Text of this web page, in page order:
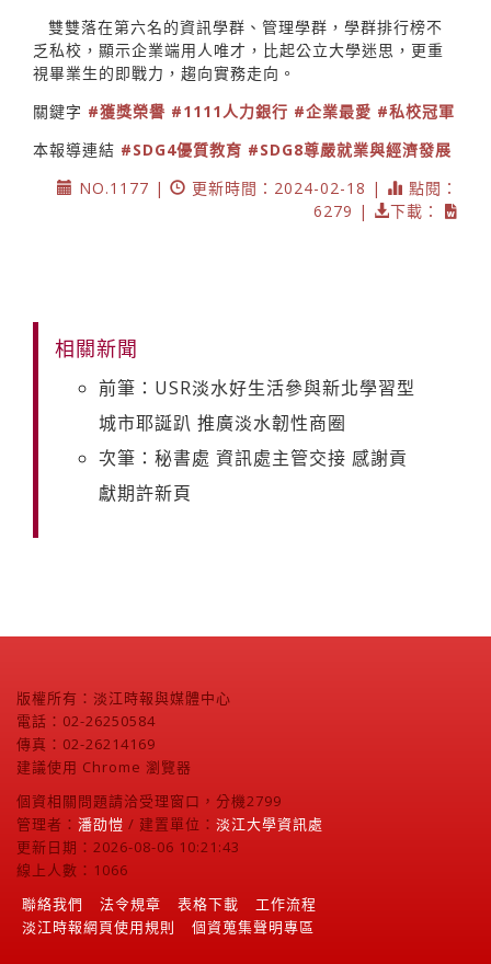
雙雙落在第六名的資訊學群、管理學群，學群排行榜不
乏私校，顯示企業端用人唯才，比起公立大學迷思，更重
視畢業生的即戰力，趨向實務走向。
關鍵字 #獲獎榮譽 #1111人力銀行 #企業最愛 #私校冠軍
本報導連結 #SDG4優質教育 #SDG8尊嚴就業與經濟發展
NO.1177 |
更新時間：2024-02-18 |
點閱：
6279 |
下載：
相關新聞
前筆：USR淡水好生活參與新北學習型
城市耶誕趴 推廣淡水韌性商圈
次筆：秘書處 資訊處主管交接 感謝貢
獻期許新頁
版權所有：淡江時報與媒體中心
電話：02-26250584
傳真：02-26214169
建議使用 Chrome 瀏覽器
個資相關問題請洽受理窗口，分機2799
管理者： 潘劭愷 / 建置單位： 淡江大學資訊處
更新日期：2026-08-06 10:21:43
線上人數：1066
聯絡我們
法令規章 表格下載
工作流程
淡江時報網頁使用規則
個資蒐集聲明專區